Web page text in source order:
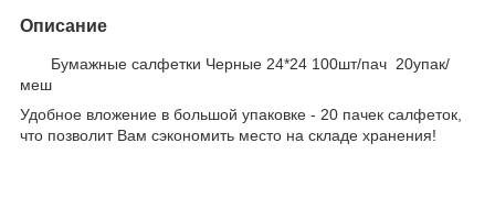
Описание
Бумажные салфетки Черные 24*24 100шт/пач 20упак/
меш
Удобное вложение в большой упаковке - 20 пачек салфеток,
что позволит Вам сэкономить место на складе хранения!